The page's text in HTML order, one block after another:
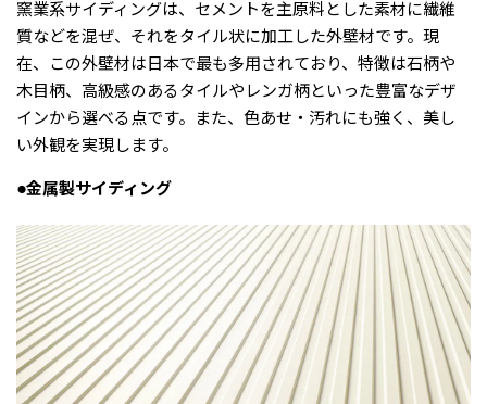
窯業系サイディングは、セメントを主原料とした素材に繊維
質などを混ぜ、それをタイル状に加工した外壁材です。現
在、この外壁材は日本で最も多用されており、特徴は石柄や
木目柄、高級感のあるタイルやレンガ柄といった豊富なデザ
インから選べる点です。また、色あせ・汚れにも強く、美し
い外観を実現します。
●金属製サイディング